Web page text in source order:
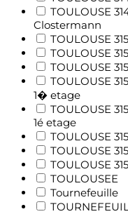
TOULOUSE
Clostermann
TOULOUSE
TOULOUSE
TOULOUSE
TOULOUSE
1� etage
TOULOUSE
1é etage
TOULOUSE
TOULOUSE
TOULOUSE
TOULOUSEE
Tournefeuille